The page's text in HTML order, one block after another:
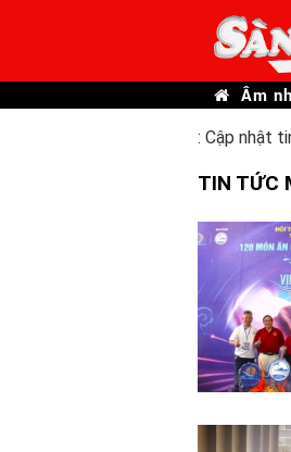
Âm
: Cập nhật
TIN TỨC